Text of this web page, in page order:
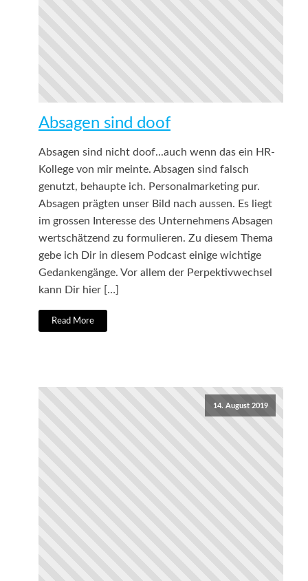
Absagen sind doof
Absagen sind nicht doof...auch wenn das ein HR-
Kollege von mir meinte. Absagen sind falsch
genutzt, behaupte ich. Personalmarketing pur.
Absagen prägten unser Bild nach aussen. Es liegt
im grossen Interesse des Unternehmens Absagen
wertschätzend zu formulieren. Zu diesem Thema
gebe ich Dir in diesem Podcast einige wichtige
Gedankengänge. Vor allem der Perpektivwechsel
kann Dir hier […]
Read More
14. August 2019